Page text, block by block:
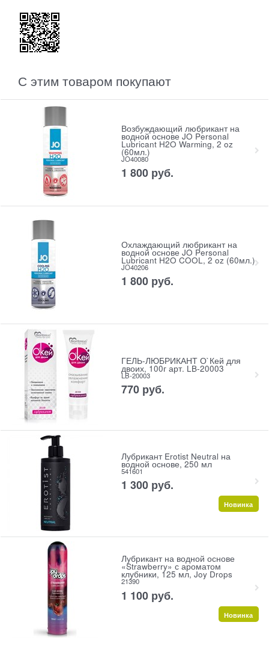
С этим товаром покупают
Возбуждающий любрикант на
водной основе JO Personal
Lubricant H2O Warming, 2 oz
(60мл.)
JO40080
1 800 руб.
Охлаждающий любрикант на
водной основе JO Personal
Lubricant H2O COOL, 2 oz (60мл.)
JO40206
1 800 руб.
ГЕЛЬ-ЛЮБРИКАНТ О`Кей для
двоих, 100г арт. LB-20003
LB-20003
770 руб.
Лубрикант Erotist Neutral на
водной основе, 250 мл
541601
1 300 руб.
Новинка
Лубрикант на водной основе
«Strawberry» с ароматом
клубники, 125 мл, Joy Drops
21390
1 100 руб.
Новинка